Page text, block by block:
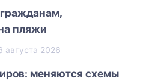
пляжи
августа 2026
меняются схемы